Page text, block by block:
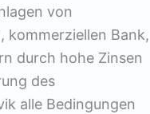
von
kommerziellen Bank,
durch hohe Zinsen
des
alle Bedingungen